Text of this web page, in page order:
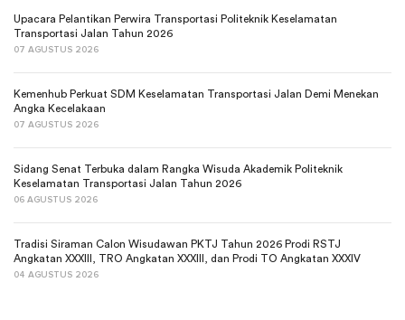
Upacara Pelantikan Perwira Transportasi Politeknik Keselamatan
Transportasi Jalan Tahun 2026
07 AGUSTUS 2026
Kemenhub Perkuat SDM Keselamatan Transportasi Jalan Demi Menekan
Angka Kecelakaan
07 AGUSTUS 2026
Sidang Senat Terbuka dalam Rangka Wisuda Akademik Politeknik
Keselamatan Transportasi Jalan Tahun 2026
06 AGUSTUS 2026
Tradisi Siraman Calon Wisudawan PKTJ Tahun 2026 Prodi RSTJ
Angkatan XXXIII, TRO Angkatan XXXIII, dan Prodi TO Angkatan XXXIV
04 AGUSTUS 2026